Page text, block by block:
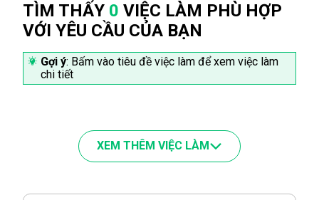
TÌM THẤY 0 VIỆC LÀM PHÙ HỢP
VỚI YÊU CẦU CỦA BẠN
Gợi ý: Bấm vào tiêu đề việc làm để xem việc làm
chi tiết
XEM THÊM VIỆC LÀM